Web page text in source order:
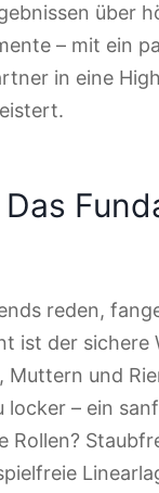
über
– mit ein
in eine
reden,
ist der sichere
und
– ein